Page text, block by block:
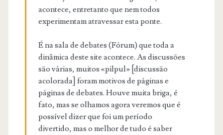
acontece, entretanto que nem todos
experimentam atravessar esta ponte.
É na sala de debates (Fórum) que toda a
dinâmica deste site acontece. As discussões
são várias, muitos «pilpul» [discussão
acolorada] foram motivos de páginas e
páginas de debates. Houve muita briga, é
fato, mas se olhamos agora veremos que é
possível dizer que foi um período
divertido, mas o melhor de tudo é saber